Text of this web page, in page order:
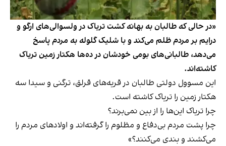
«در حالی که طالبان به بهانه کشت تریاک در ولسوالی‌های ارگو و
درایم بر مردم ظلم می‌کند و با شلیک گلوله به مردم پاسخ
می‌دهد، طالبانی‌های بومی خودشان در ده‌ها هکتار زمین تریاک
کاشته‌اند.
این مسوول دولتی طالبان در قریه‎‌های قرلق، ترگنی و سیدا سه
هکتار زمین را تریاک کاشته است.
چرا تریاک این‌ها را از بین نمی‌برند؟
چرا پشت مردم بی‌دفاع و مظلوم را گرفته‌اند و اولادهای مردم را
می‌کشند و بندی می‌کنند؟»